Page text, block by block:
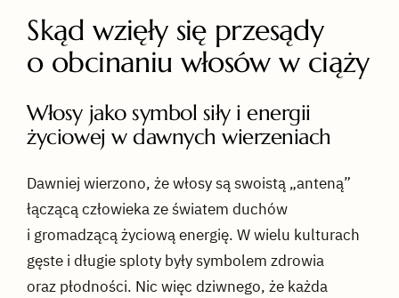
Skąd wzięły się przesądy
o obcinaniu włosów w ciąży
Włosy jako symbol siły i energii
życiowej w dawnych wierzeniach
Dawniej wierzono, że włosy są swoistą „anteną”
łączącą człowieka ze światem duchów
i gromadzącą życiową energię. W wielu kulturach
gęste i długie sploty były symbolem zdrowia
oraz płodności. Nic więc dziwnego, że każda